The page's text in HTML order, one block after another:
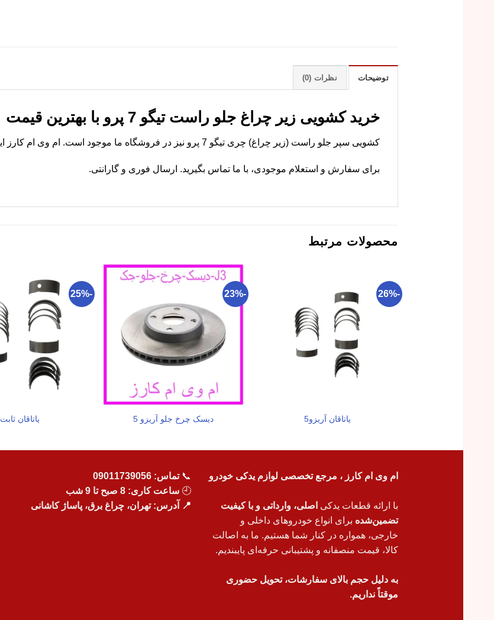
توضیحات نظرات (0)
خرید کشویی زیر چراغ جلو راست تیگو 7 پرو با بهترین قیمت
کشویی سپر جلو راست (زیر چراغ) چری تیگو 7 پرو نیز در فروشگاه ما موجود است. ام وی ام کارز این قطعه را با کیفیت اصلی عرضه میکند.
برای سفارش و استعلام موجودی، با ما تماس بگیرید. ارسال فوری و گارانتی.
محصولات مرتبط
-26%
یاتاقان آریزو5
-23%
دیسک چرخ جلو آریزو 5
-25%
یاتاقان ثابت
ام وی ام کارز ، مرجع تخصصی لوازم یدکی خودرو
با ارائه قطعات یدکی اصلی، وارداتی و با کیفیت
تضمین‌شده برای انواع خودروهای داخلی و
خارجی، همواره در کنار شما هستیم. ما به اصالت
کالا، قیمت منصفانه و پشتیبانی حرفه‌ای پایبندیم.
به دلیل حجم بالای سفارشات، تحویل حضوری
موقتاً نداریم.
📞تماس: 09011739056
🕘 ساعت کاری: 8 صبح تا 9 شب
📍 آدرس: تهران، چراغ برق، پاساژ کاشانی